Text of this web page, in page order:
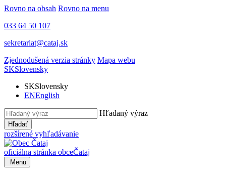
Rovno na obsah Rovno na menu
033 64 50 107
sekretariat@cataj.sk
Zjednodušená verzia stránky Mapa webu
SKSlovensky
SKSlovensky
ENEnglish
Hľadaný výraz
Hľadať
rozšírené vyhľadávanie
oficiálna stránka obceČataj
Menu